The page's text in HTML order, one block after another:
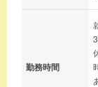
勤務時間